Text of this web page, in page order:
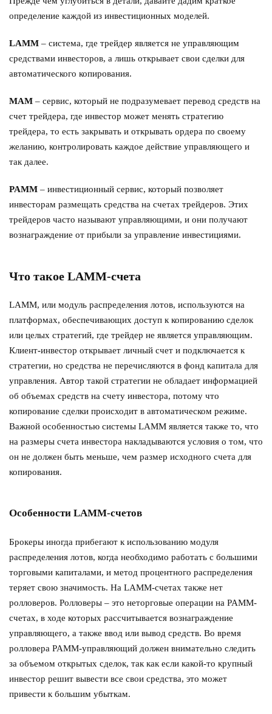
определение каждой из инвестиционных моделей.
LAMM – система, где трейдер является не управляющим
средствами инвесторов, а лишь открывает свои сделки для
автоматического копирования.
MAM – сервис, который не подразумевает перевод средств на
счет трейдера, где инвестор может менять стратегию
трейдера, то есть закрывать и открывать ордера по своему
желанию, контролировать каждое действие управляющего и
так далее.
PAMM – инвестиционный сервис, который позволяет
инвесторам размещать средства на счетах трейдеров. Этих
трейдеров часто называют управляющими, и они получают
вознаграждение от прибыли за управление инвестициями.
Что такое LAMM-счета
LAMM, или модуль распределения лотов, используются на
платформах, обеспечивающих доступ к копированию сделок
или целых стратегий, где трейдер не является управляющим.
Клиент-инвестор открывает личный счет и подключается к
стратегии, но средства не перечисляются в фонд капитала для
управления. Автор такой стратегии не обладает информацией
об объемах средств на счету инвестора, потому что
копирование сделки происходит в автоматическом режиме.
Важной особенностью системы LAMM является также то, что
на размеры счета инвестора накладываются условия о том, что
он не должен быть меньше, чем размер исходного счета для
копирования.
Особенности LAMM-счетов
Брокеры иногда прибегают к использованию модуля
распределения лотов, когда необходимо работать с большими
торговыми капиталами, и метод процентного распределения
теряет свою значимость. На LAMM-счетах также нет
ролловеров. Ролловеры – это неторговые операции на PAMM-
счетах, в ходе которых рассчитывается вознаграждение
управляющего, а также ввод или вывод средств. Во время
ролловера PAMM-управляющий должен внимательно следить
за объемом открытых сделок, так как если какой-то крупный
инвестор решит вывести все свои средства, это может
привести к большим убыткам.